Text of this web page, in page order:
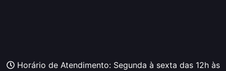
Horário de Atendimento: Segunda à sexta das 12h às